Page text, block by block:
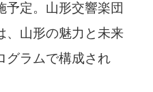
予定。山形交響楽団
、山形の魅力と未来
グラムで構成され